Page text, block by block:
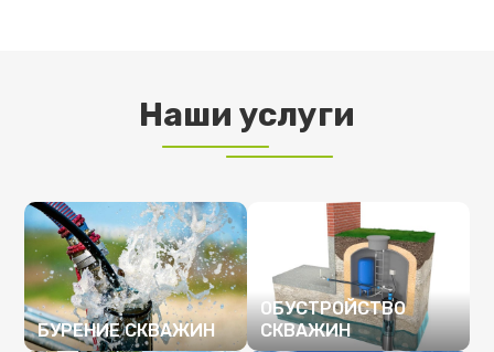
Наши услуги
БУРЕНИЕ СКВАЖИН
ОБУСТРОЙСТВО
СКВАЖИН